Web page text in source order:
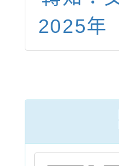
2025年
幣開學
桃園限